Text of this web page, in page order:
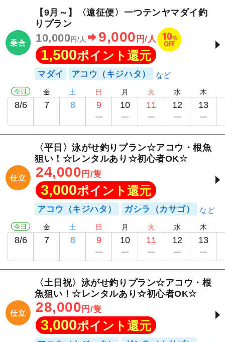
乗合
【9月～】〈遠征便〉一つテンヤマダイ釣
りプラン
10,000円/人 9,000 円/人 10%
OFF
1,500ポイント還元
マダイ アコウ（キジハタ）
今日
8/6
金
7
土
8
日
9
月
10
火
11
水
12
木
13
仕立
〈平日〉泳がせ釣りプラン☆アコウ・根魚
狙い！☆レンタルあり☆初心者OK☆
24,000 円/隻
3,000ポイント還元
アコウ（キジハタ） ガシラ（カサゴ）
今日
8/6
金
7
土
8
日
9
月
10
火
11
水
12
木
13
仕立
〈土日祝〉泳がせ釣りプラン☆アコウ・根
魚狙い！☆レンタルあり☆初心者OK☆
28,000 円/隻
3,000ポイント還元